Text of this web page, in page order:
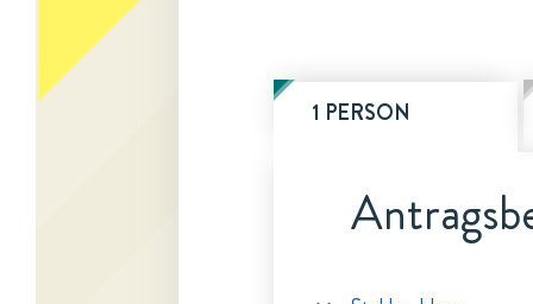
1 PERSON